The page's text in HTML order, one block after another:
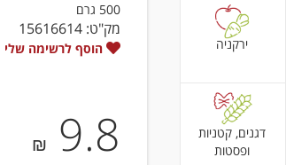
ירקניה
דגנים, קטניות
ופסטות
500 גרם
מק"ט: 15616614
הוסף לרשימה שלי
9.8
₪